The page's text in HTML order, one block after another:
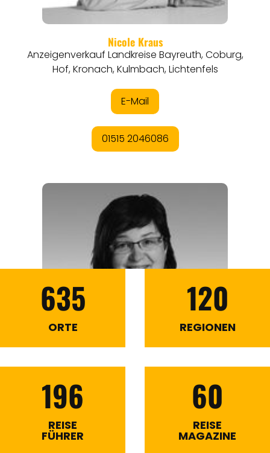
635
ORTE
120
REGIONEN
196
REISE
FÜHRER
60
REISE
MAGAZINE